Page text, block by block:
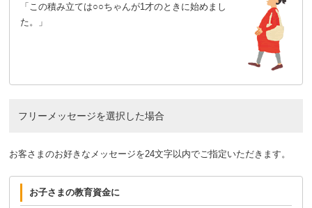
「この積み立ては○○ちゃんが1才のときに始めまし
た。」
フリーメッセージを選択した場合
お客さまのお好きなメッセージを24文字以内でご指定いただきます。
お子さまの教育資金に